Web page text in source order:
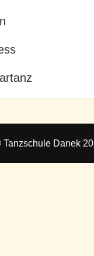
Tanzschule Danek